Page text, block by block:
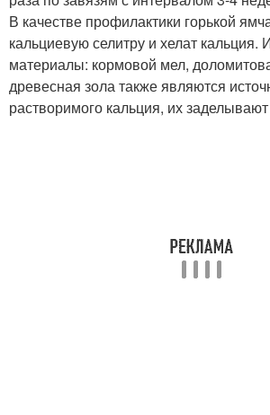
В качестве профилактики горькой
кальциевую селитру и хелат кальция.
материалы: кормовой мел,
древесная зола также являются
растворимого кальция, их